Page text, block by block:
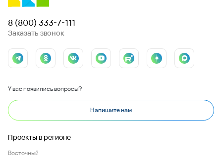
8 (800) 333-7-111
Заказать звонок
У вас появились вопросы?
Напишите нам
Проекты в регионе
Восточный